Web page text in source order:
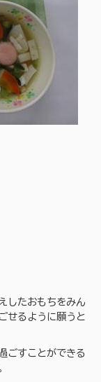
したおもちをみん
せるように願うと
ごすことができる